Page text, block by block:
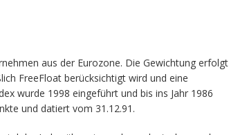
aus der Eurozone. Die Gewichtung erfolgt
FreeFloat berücksichtigt wird und eine
wurde 1998 eingeführt und bis ins Jahr 1986
und datiert vom 31.12.91.